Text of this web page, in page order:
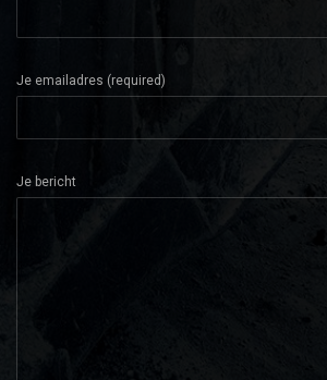
Je emailadres (required)
Je bericht